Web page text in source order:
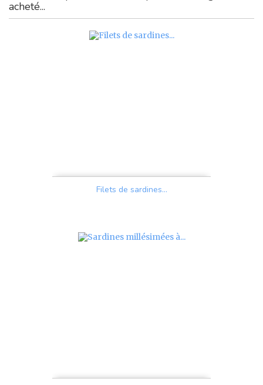
acheté...
Filets de sardines...